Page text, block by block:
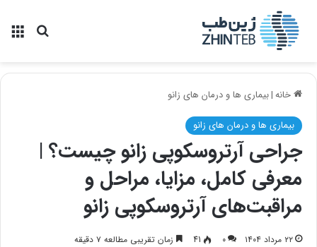
خانه|بیماری ها و درمان های زانو
بیماری ها و درمان های زانو
جراحی آرتروسکوپی زانو چیست؟ |
معرفی کامل، مزایا، مراحل و
مراقبت‌های آرتروسکوپی زانو
۲۲ مرداد ۱۴۰۴ ۰ 41 زمان تقریبی مطالعه ۷ دقیقه